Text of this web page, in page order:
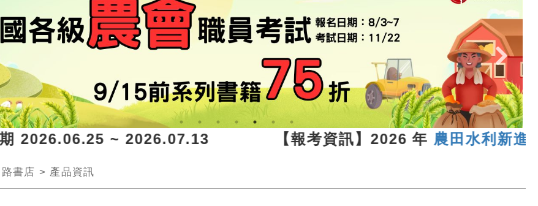
2026.06.25 ~ 2026.07.13 【報考資訊】2026 年農田水利新進人員
書店 > 產品資訊